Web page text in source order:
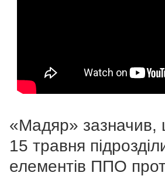
«Мадяр» зазначив,
15 травня
елементів ППО